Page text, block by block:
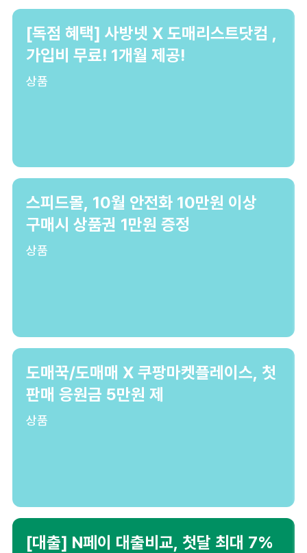
[독점 혜택] 사방넷 X 도매리스트닷컴 ,
가입비 무료! 1개월 제공!
상품
스피드몰, 10월 안전화 10만원 이상
구매시 상품권 1만원 증정
상품
도매꾹/도매매 X 쿠팡마켓플레이스, 첫
판매 응원금 5만원 제
상품
[대출] N페이 대출비교, 첫달 최대 7%